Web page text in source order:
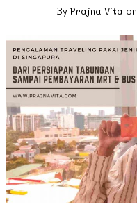
By Prajna Vita on